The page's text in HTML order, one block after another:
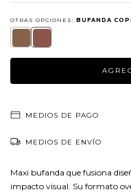
OTRAS OPCIONES: BUFANDA
MEDIOS DE PAGO
MEDIOS DE ENVÍO
Maxi bufanda que fusiona
impacto visual. Su formato